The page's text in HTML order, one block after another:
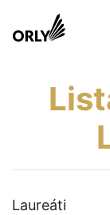
Laureáti